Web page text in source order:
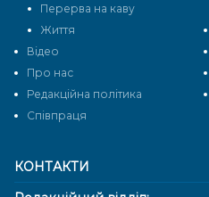
КОНТАКТИ
Перерва на каву
Життя
Відео
Про нас
Редакційна політика
Cпівпраця